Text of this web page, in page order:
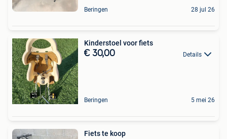
Beringen 28 jul 26
Kinderstoel voor fiets
€ 30,00 Details
Beringen 5 mei 26
Fiets te koop